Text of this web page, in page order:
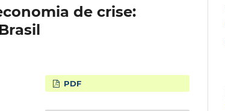
de crise:
PDF